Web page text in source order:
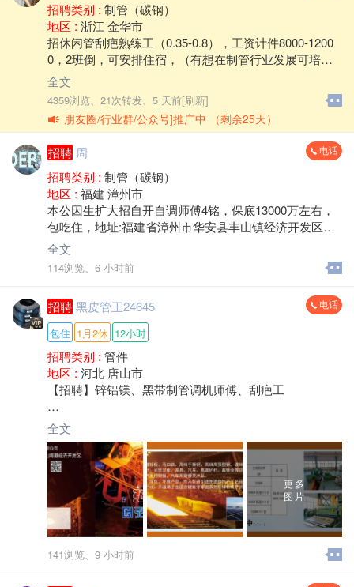
招聘类别 : 制管（碳钢）
地区 : 浙江 金华市
招休闲管刮疤熟练工（0.35-0.8），工资计件8000-1200
0，2班倒，可安排住宿，（有想在制管行业发展可培
养），工作地点：浙江省金华市永康市
全文
4359浏览、 21次转发、 5 天前[刷新]
朋友圈/行业群/公众号]推广中 （剩余25天）
招聘 周 电话
招聘类别 : 制管（碳钢）
地区 : 福建 漳州市
本公因生扩大招自开自调师傅4铭，保底13000万左右，
包吃住，地址:福建省漳州市华安县丰山镇经济开发区，
联系电话*****1820周
全文
114浏览、 6 小时前
招聘 黑皮管王24645 电话
包住 1月2休 12小时
招聘类别 : 管件
地区 : 河北 唐山市
【招聘】锌铝镁、黑带制管调机师傅、刮疤工
岗位：制管调机师傅、刮疤工
薪资：工薪面议
电话：*****5022
公司简介
本厂全新设备、车间环境优良、订单长期稳定。现有4条
制管生产线，配备50/76/100/219全套机组，主打高光亮
精密不锈钢焊管（健身器材、光伏支架专用管）。
全文
更多
图片
141浏览、 9 小时前